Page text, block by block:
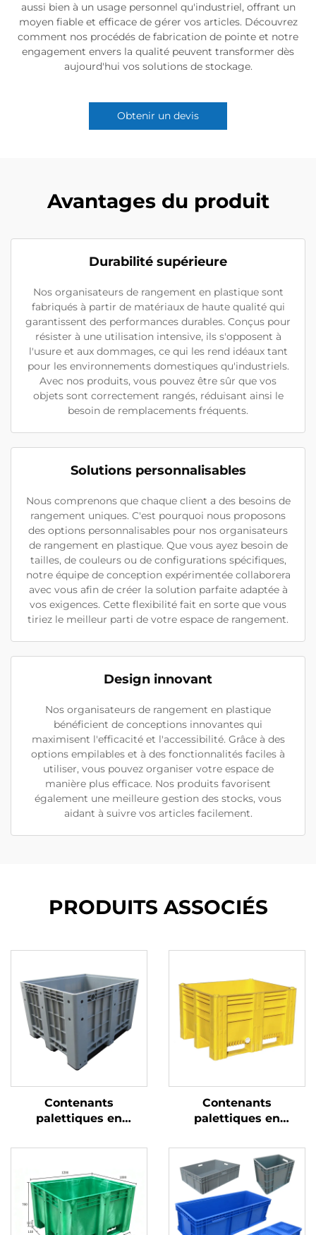
aussi bien à un usage personnel qu'industriel, offrant un
moyen fiable et efficace de gérer vos articles. Découvrez
comment nos procédés de fabrication de pointe et notre
engagement envers la qualité peuvent transformer dès
aujourd'hui vos solutions de stockage.
Obtenir un devis
Avantages du produit
Durabilité supérieure
Nos organisateurs de rangement en plastique sont
fabriqués à partir de matériaux de haute qualité qui
garantissent des performances durables. Conçus pour
résister à une utilisation intensive, ils s'opposent à
l'usure et aux dommages, ce qui les rend idéaux tant
pour les environnements domestiques qu'industriels.
Avec nos produits, vous pouvez être sûr que vos
objets sont correctement rangés, réduisant ainsi le
besoin de remplacements fréquents.
Solutions personnalisables
Nous comprenons que chaque client a des besoins de
rangement uniques. C'est pourquoi nous proposons
des options personnalisables pour nos organisateurs
de rangement en plastique. Que vous ayez besoin de
tailles, de couleurs ou de configurations spécifiques,
notre équipe de conception expérimentée collaborera
avec vous afin de créer la solution parfaite adaptée à
vos exigences. Cette flexibilité fait en sorte que vous
tiriez le meilleur parti de votre espace de rangement.
Design innovant
Nos organisateurs de rangement en plastique
bénéficient de conceptions innovantes qui
maximisent l'efficacité et l'accessibilité. Grâce à des
options empilables et à des fonctionnalités faciles à
utiliser, vous pouvez organiser votre espace de
manière plus efficace. Nos produits favorisent
également une meilleure gestion des stocks, vous
aidant à suivre vos articles facilement.
PRODUITS ASSOCIÉS
Contenants
palettiques en
pour une logistique et
Contenants
palettiques en
pour une logistique et
un stockage efficaces.